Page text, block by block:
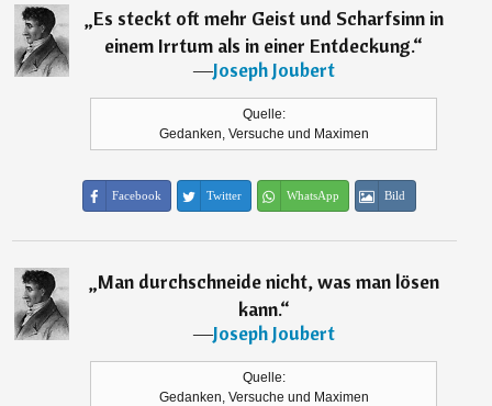
„Es steckt oft mehr Geist und Scharfsinn in
einem Irrtum als in einer Entdeckung.“
―Joseph Joubert
Quelle:
Gedanken, Versuche und Maximen
Facebook Twitter WhatsApp Bild
„Man durchschneide nicht, was man lösen
kann.“
―Joseph Joubert
Quelle:
Gedanken, Versuche und Maximen